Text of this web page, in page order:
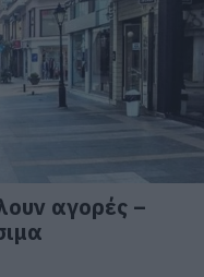
αγορές –